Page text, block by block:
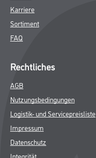
Karriere
Sortiment
FAQ
Rechtliches
AGB
Nutzungsbedingungen
Logistik- und Servicepreisliste
Impressum
Datenschutz
Integrität